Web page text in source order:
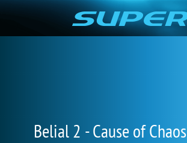
Belial 2 - Cause of Chaos